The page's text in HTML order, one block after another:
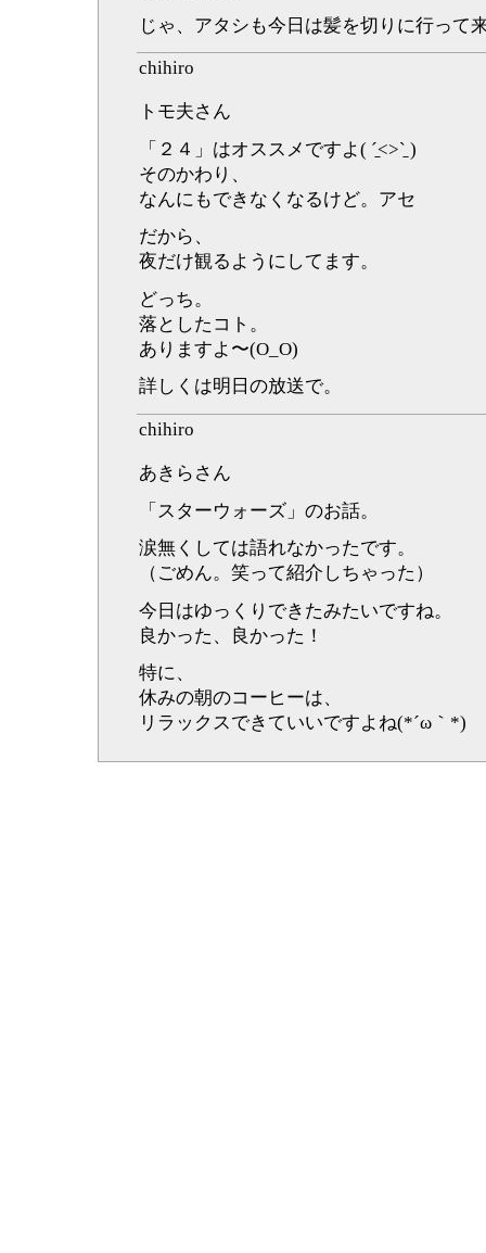
じゃ、アタシも今日は髪を切りに行って
chihiro
トモ夫さん
「２４」はオススメですよ( ˊ̱˂˃ˋ̱ )
そのかわり、
なんにもできなくなるけど。アセ
だから、
夜だけ観るようにしてます。
どっち。
落としたコト。
ありますよ〜(O_O)
詳しくは明日の放送で。
chihiro
あきらさん
「スターウォーズ」のお話。
涙無くしては語れなかったです。
（ごめん。笑って紹介しちゃった）
今日はゆっくりできたみたいですね。
良かった、良かった！
特に、
休みの朝のコーヒーは、
リラックスできていいですよね(*´ω｀*)